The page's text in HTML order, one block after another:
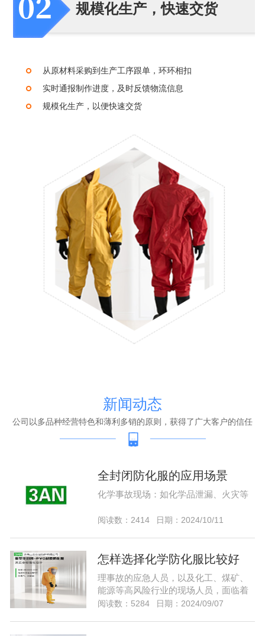
规模化生产，快速交货
从原材料采购到生产工序跟单，环环相扣
实时通报制作进度，及时反馈物流信息
规模化生产，以便快速交货
新闻动态
公司以多品种经营特色和薄利多销的原则，获得了广大客户的信任
全封闭防化服的应用场景
化学事故现场：如化学品泄漏、火灾等
阅读数：2414 日期：2024/10/11
怎样选择化学防化服比较好
理事故的应急人员，以及化工、煤矿、
能源等高风险行业的现场人员，面临着
潜在的爆燃和各种化学危害，需要能够
阅读数：5284 日期：2024/09/07